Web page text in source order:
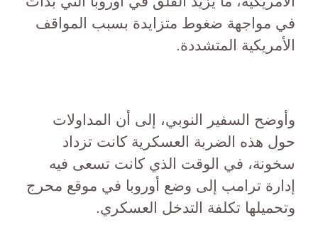
في مواجهة ضغوط متزايدة بسبب المواقف
الأمريكية المتشددة.
وأوضح السفير النوبي، إلى أن المداولات
حول هذه الضربة العسكرية كانت تزداد
سخونة، في الوقت الذي كانت تسعى فيه
إدارة ترامب إلى وضع أوروبا في موقع محرج
وتحميلها تكلفة التدخل العسكري.